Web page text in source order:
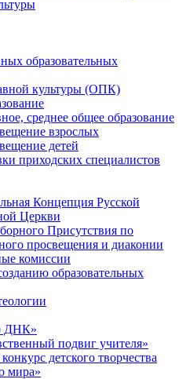
образовательных
культуры (ОПК)
среднее общее образование
взрослых
детей
приходских специалистов
Концепция Русской
Церкви
Присутствия по
просвещения и диаконии
комиссии
образовательных
ДНК»
подвиг учителя»
детского творчества
мира»